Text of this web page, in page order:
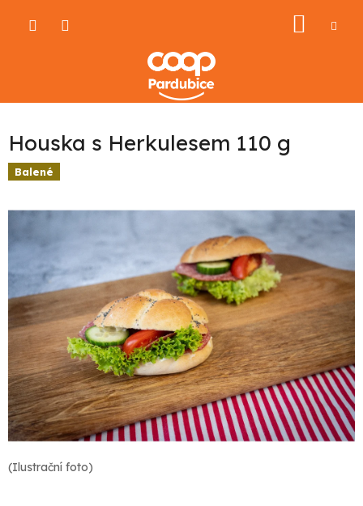
Houska s Herkulesem 110 g
Balené
(Ilustrační foto)